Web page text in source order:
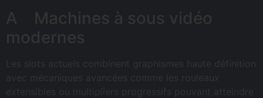
A Machines à sous vidéo
modernes
Les slots actuels combinent graphismes haute définition
avec mécaniques avancées comme les rouleaux
extensibles ou multipliers progressifs pouvant atteindre